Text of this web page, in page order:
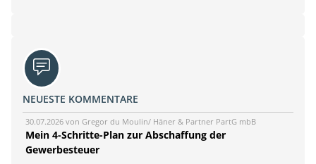
NEUESTE KOMMENTARE
30.07.2026 von Gregor du Moulin/ Häner & Partner PartG mbB
Mein 4-Schritte-Plan zur Abschaffung der
Gewerbesteuer